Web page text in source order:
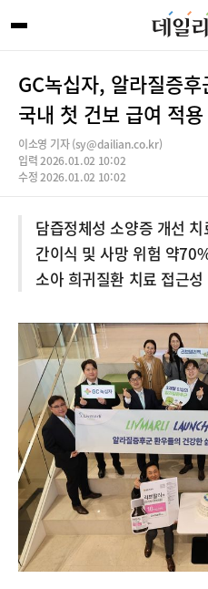
GC녹십자, 알라질증
국내 첫 건보 급여 적용
이소영 기자 (sy@dailian.co.kr)
입력 2026.01.02 10:02
수정 2026.01.02 10:02
담즙정체성 소양증 개선 치
간이식 및 사망 위험 약
소아 희귀질환 치료 접근